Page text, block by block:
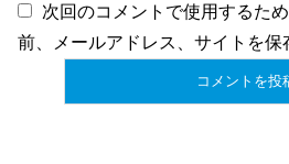
次回のコメントで使用するた
前、メールアドレス、サイトを保